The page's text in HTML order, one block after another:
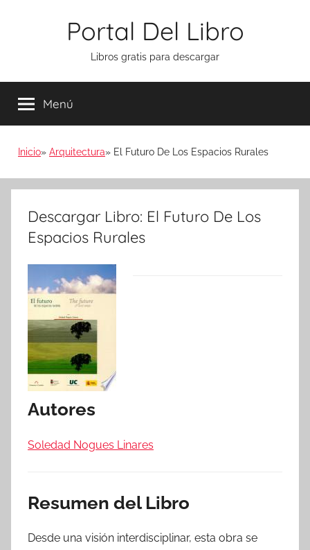
Portal Del Libro
Libros gratis para descargar
Menú
Inicio Arquitectura El Futuro De Los Espacios Rurales
Descargar Libro: El Futuro De Los
Espacios Rurales
Autores
Soledad Nogues Linares
Resumen del Libro
Desde una visión interdisciplinar, esta obra se